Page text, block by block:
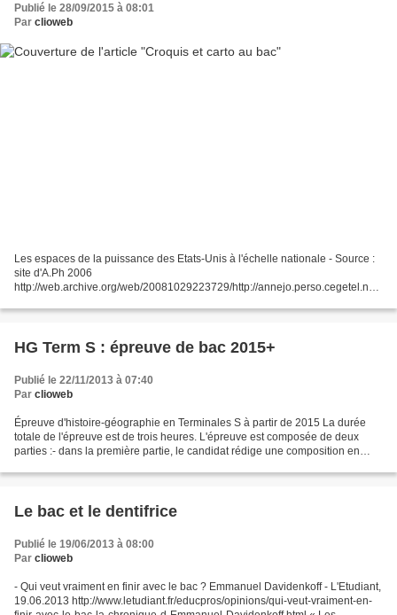
Publié le 28/09/2015 à 08:01
Par clioweb
Les espaces de la puissance des Etats-Unis à l'échelle nationale - Source :
site d'A.Ph 2006
http://web.archive.org/web/20081029223729/http://annejo.perso.cegetel.net/
prendra la...
HG Term S : épreuve de bac 2015+
Publié le 22/11/2013 à 07:40
Par clioweb
Épreuve d'histoire-géographie en Terminales S à partir de 2015 La durée
totale de l'épreuve est de trois heures. L'épreuve est composée de deux
parties :- dans la première partie, le candidat rédige une composition en
Le bac et le dentifrice
Publié le 19/06/2013 à 08:00
Par clioweb
- Qui veut vraiment en finir avec le bac ? Emmanuel Davidenkoff - L'Etudiant,
19.06.2013 http://www.letudiant.fr/educpros/opinions/qui-veut-vraiment-en-